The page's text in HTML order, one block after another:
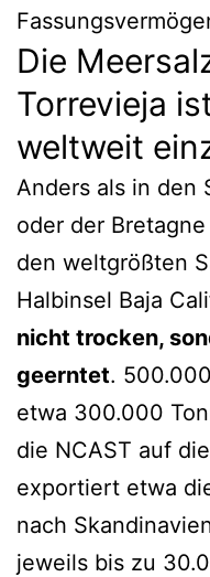
Die
Torrevieja
weltweit
Anders als in den
oder der
den weltgrößten
Halbinsel Baja
nicht trocken,
geerntet.
etwa 300.000
die NCAST auf
exportiert etwa
nach
jeweils bis zu